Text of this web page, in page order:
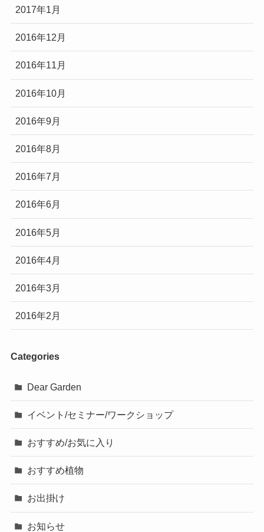
2017年1月
2016年12月
2016年11月
2016年10月
2016年9月
2016年8月
2016年7月
2016年6月
2016年5月
2016年4月
2016年3月
2016年2月
Categories
Dear Garden
イベント/セミナー/ワークショップ
おすすめ/お気に入り
おすすめ植物
お出掛け
お知らせ